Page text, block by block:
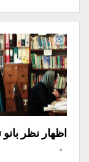
اظهار نظر